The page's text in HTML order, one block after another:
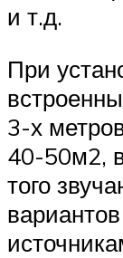
и т.д.
При
3-х
40-50м2,
того